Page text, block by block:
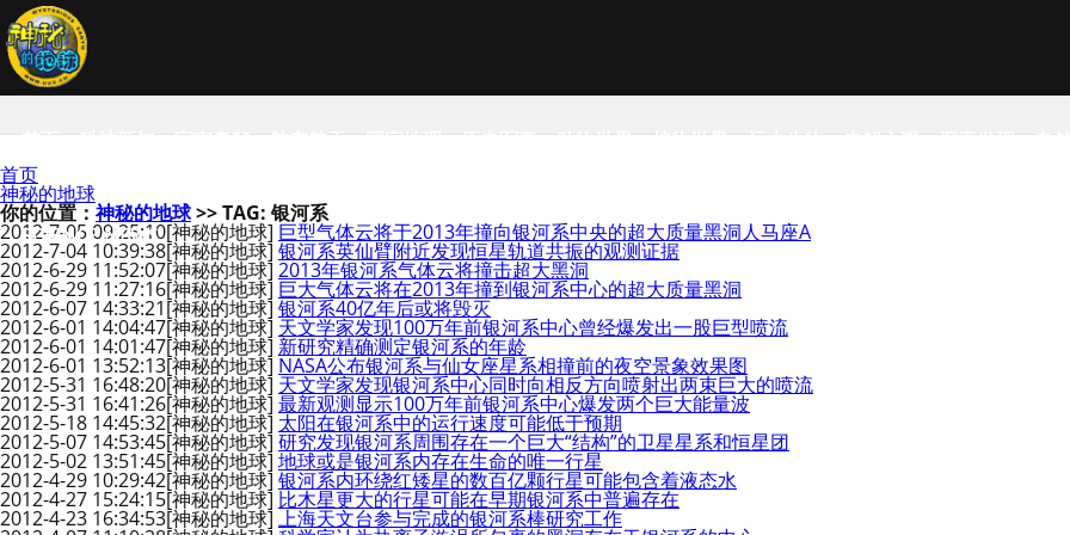
首页 科技新知 宇宙奥秘 航空航天 国家地理 历史军事 动物世界 植物世界 远古生物 未解之谜 探索发现 自
SCIENCE NEWS
首页
神秘的地球
你的位置：神秘的地球>> TAG: 银河系
2012-7-05 09:25:10[神秘的地球] 巨型气体云将于2013年撞向银河系中央的超大质量黑洞人马座A
2012-7-04 10:39:38[神秘的地球] 银河系英仙臂附近发现恒星轨道共振的观测证据
2012-6-29 11:52:07[神秘的地球] 2013年银河系气体云将撞击超大黑洞
2012-6-29 11:27:16[神秘的地球] 巨大气体云将在2013年撞到银河系中心的超大质量黑洞
2012-6-07 14:33:21[神秘的地球] 银河系40亿年后或将毁灭
2012-6-01 14:04:47[神秘的地球] 天文学家发现100万年前银河系中心曾经爆发出一股巨型喷流
2012-6-01 14:01:47[神秘的地球] 新研究精确测定银河系的年龄
2012-6-01 13:52:13[神秘的地球] NASA公布银河系与仙女座星系相撞前的夜空景象效果图
2012-5-31 16:48:20[神秘的地球] 天文学家发现银河系中心同时向相反方向喷射出两束巨大的喷流
2012-5-31 16:41:26[神秘的地球] 最新观测显示100万年前银河系中心爆发两个巨大能量波
2012-5-18 14:45:32[神秘的地球] 太阳在银河系中的运行速度可能低于预期
2012-5-07 14:53:45[神秘的地球] 研究发现银河系周围存在一个巨大“结构”的卫星星系和恒星团
2012-5-02 13:51:45[神秘的地球] 地球或是银河系内存在生命的唯一行星
2012-4-29 10:29:42[神秘的地球] 银河系内环绕红矮星的数百亿颗行星可能包含着液态水
2012-4-27 15:24:15[神秘的地球] 比木星更大的行星可能在早期银河系中普遍存在
2012-4-23 16:34:53[神秘的地球] 上海天文台参与完成的银河系棒研究工作